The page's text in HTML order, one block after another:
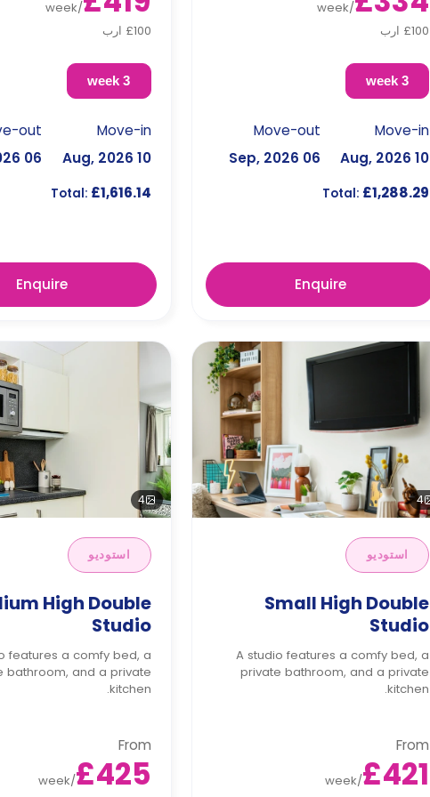
/
week
£100 ارب
3 week
Move-in
10 Aug, 2026
Move-out
06 Sep, 2026
Total: £1,288.29
Enquire
/
week
£100 ارب
3 week
Move-in
10 Aug, 2026
out
06 Sep, 2026
Total: £1,616.14
Enquire
4
استوديو
Small High Double
Studio
A studio features a comfy bed, a
private bathroom, and a private
kitchen.
From
£421
/
week
4
استوديو
High Double
Studio
features a comfy bed, a
bathroom, and a private
kitchen.
From
£425
/
week